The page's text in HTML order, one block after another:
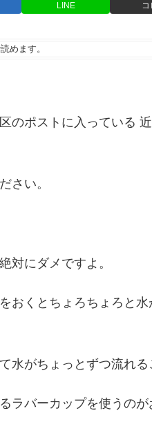
LINE コ
めます。
のポストに入っている
さい。
対にダメですよ。
おくとちょろちょろと水
水がちょっとずつ流れる
ラバーカップを使うのが